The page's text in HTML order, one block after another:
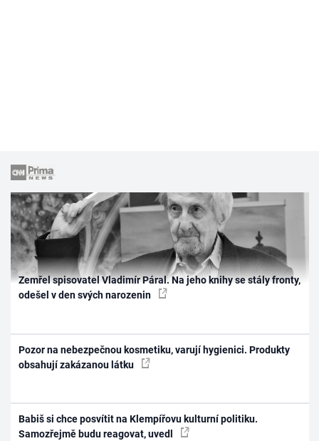
Zemřel spisovatel Vladimír Páral. Na jeho knihy se stály fronty,
odešel v den svých narozenin
Pozor na nebezpečnou kosmetiku, varují hygienici. Produkty
obsahují zakázanou látku
Babiš si chce posvítit na Klempířovu kulturní politiku.
Samozřejmě budu reagovat, uvedl